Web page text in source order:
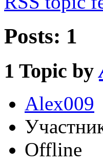
Posts: 1
1 Topic by
Alex009
Offline